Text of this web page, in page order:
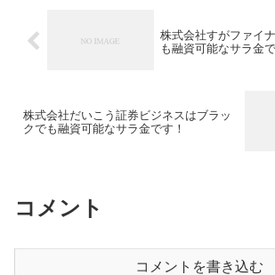
株式会社すがファイ
も融資可能なサラ金で
株式会社だいこう証券ビジネスはブラッ
クでも融資可能なサラ金です！
コメント
コメントを書き込む